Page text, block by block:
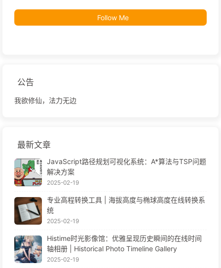
Follow Me
公告
我欲修仙，法力无边
最新文章
JavaScript路径规划可视化系统：A*算法与TSP问题
解决方案
2025-02-19
专业高程转换工具 | 海拔高度与椭球高度在线转换系
统
2025-02-19
Histime时光影像馆：优雅呈现历史瞬间的在线时间
轴相册 | Historical Photo Timeline Gallery
2025-02-19